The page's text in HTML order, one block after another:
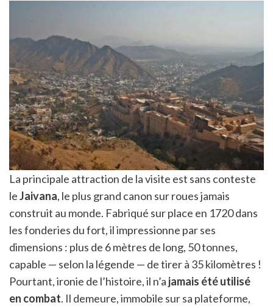
La principale attraction de la visite est sans conteste
leJaivana, le plus grand canon sur roues jamais
construit au monde. Fabriqué sur place en 1720 dans
les fonderies du fort, il impressionne par ses
dimensions : plus de 6 mètres de long, 50 tonnes,
capable — selon la légende — de tirer à 35 kilomètres !
Pourtant, ironie de l’histoire, il n’a jamais été utilisé
en combat. Il demeure, immobile sur sa plateforme,